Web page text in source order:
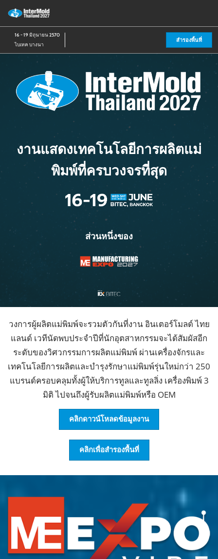
to
content
น
16 - 19 มิถุนายน 2570
ไบเทค บางนา
สำรองพื้นที่
งานแสดงเทคโนโลยีการผลิตแม่
พิมพ์ที่ครบวงจรที่สุด
ส่วนหนึ่งของ
วงการผู้ผลิตแม่พิมพ์จะรวมตัวกันที่งาน อินเตอร์โมลด์ ไทย
แลนด์ เวทีนัดพบประจำปีที่นักอุตสาหกรรมจะได้สัมผัสอีก
ระดับของวิศวกรรมการผลิตแม่พิมพ์ ผ่านเครื่องจักรและ
เทคโนโลยีการผลิตและบำรุงรักษาแม่พิมพ์รุ่นใหม่กว่า 250
แบรนด์ครอบคลุมทั้งผู้ให้บริการทูลและทูลลิ่ง เครื่องพิมพ์ 3
มิติ ไปจนถึงผู้รับผลิตแม่พิมพ์หรือ OEM
คลิกดาวน์โหลดข้อมูลงาน
คลิกเพื่อสำรองพื้นที่